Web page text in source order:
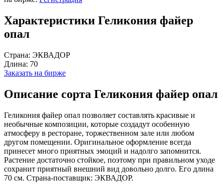
Характеристики Геликония файер
опал
Страна: ЭКВАДОР
Длина: 70
Заказать на бирже
Описание сорта Геликония файер опал
Геликония файер опал позволяет составлять красивые и
необычные композиции, которые создадут особенную
атмосферу в ресторане, торжественном зале или любом
другом помещении. Оригинальное оформление всегда
принесет много приятных эмоций и надолго запомнится.
Растение достаточно стойкое, поэтому при правильном уходе
сохранит приятный внешний вид довольно долго. Его длина
70 см. Страна-поставщик: ЭКВАДОР.